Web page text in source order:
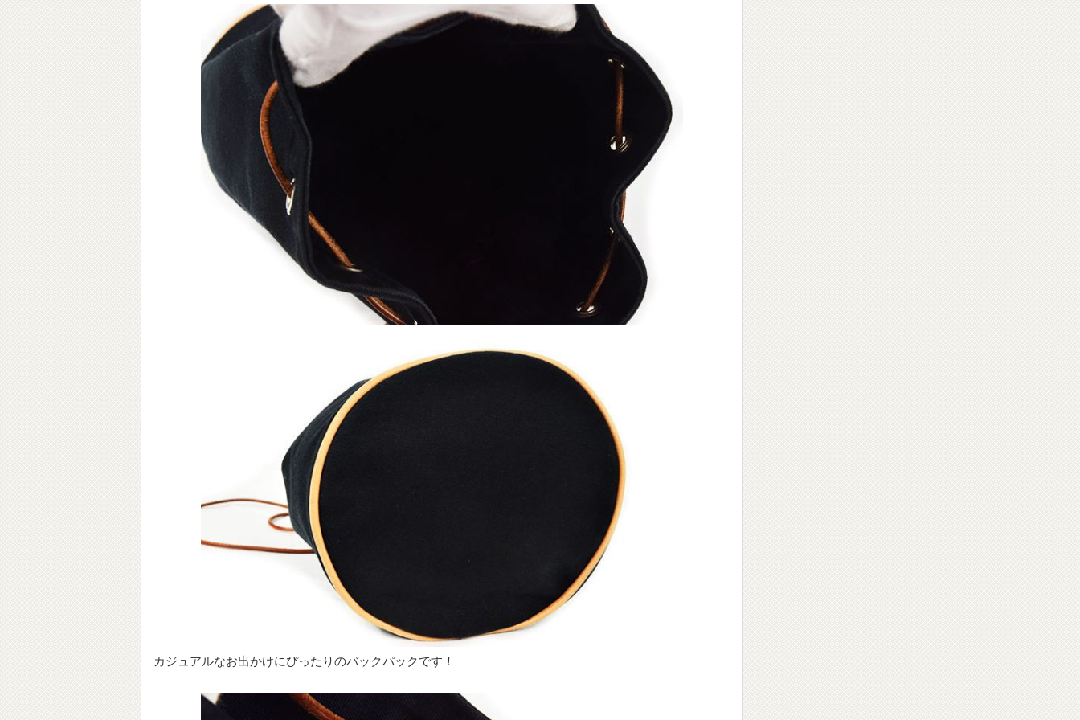
カジュアルなお出かけにぴったりのバックパックです！